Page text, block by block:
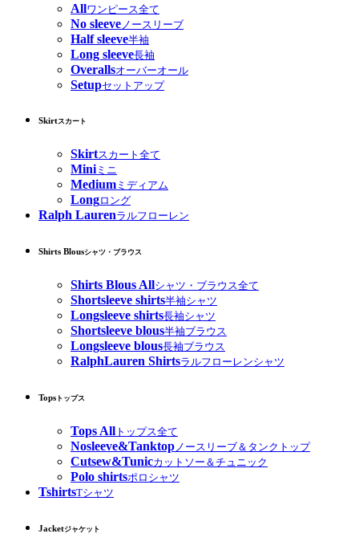
Allワンピース全て
No sleeve ノースリーブ
Half sleeve半袖
Long sleeve長袖
Overallsオーバーオール
Setupセットアップ
Skirtスカート
Skirtスカート全て
Miniミニ
Medium ミディアム
Longロング
Ralph Laurenラルフローレン
Shirts Blousシャツ・ブラウス
Shirts Blous Allシャツ・ブラウス全て
Shortsleeve shirts半袖シャツ
Longsleeve shirts長袖シャツ
Shortsleeve blous半袖ブラウス
Longsleeve blous長袖ブラウス
RalphLauren Shirtsラルフローレンシャツ
Tops トップス
Tops All トップス全て
Nosleeve&Tanktopノースリーブ＆タンクトップ
Cutsew&Tunicカットソー＆チュニック
Polo shirtsポロシャツ
TshirtsTシャツ
Jacketジャケット